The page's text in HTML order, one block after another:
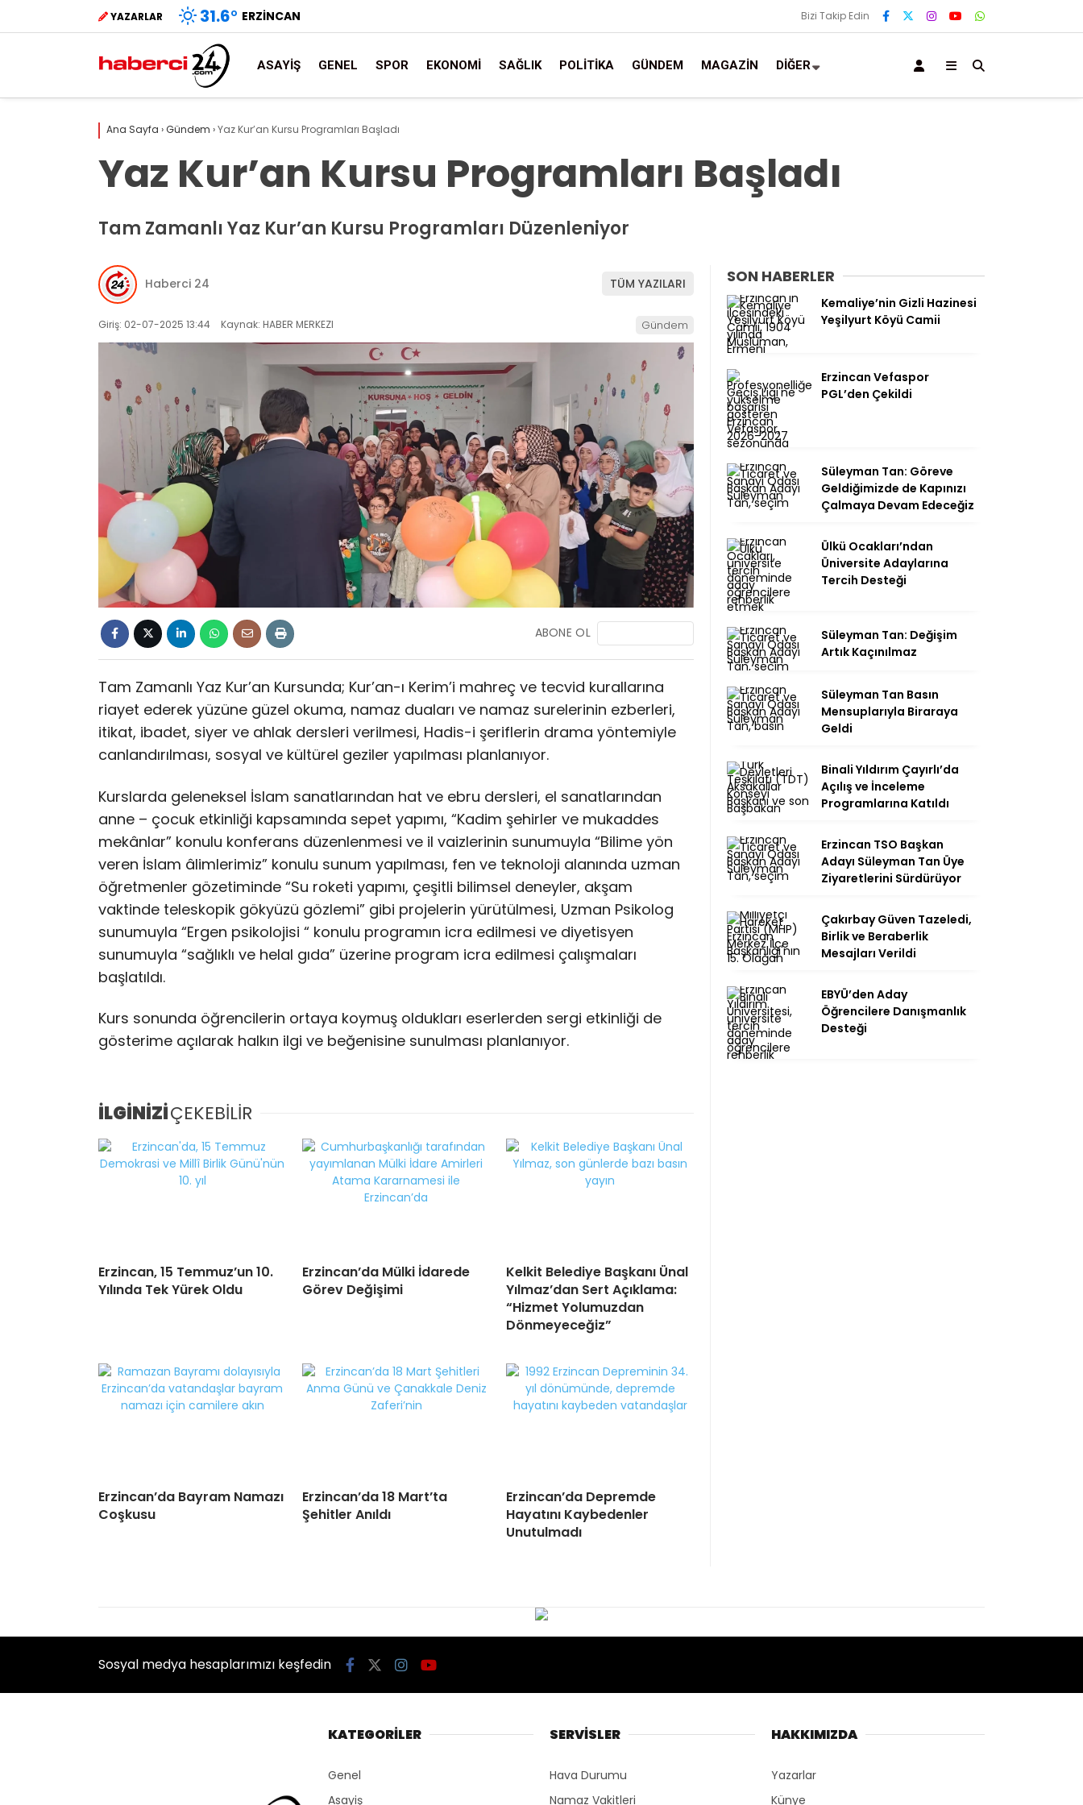
YAZARLAR 31.6° ERZINCAN Bizi Takip Edin
ASAYIŞ GENEL SPOR EKONOMI SAĞLIK POLITIKA GÜNDEM MAGAZIN DIĞER
Ana Sayfa ›Gündem ›Yaz Kur’an Kursu Programları Başladı
Yaz Kur’an Kursu Programları Başladı
Tam Zamanlı Yaz Kur’an Kursu Programları Düzenleniyor
Haberci 24 TÜM YAZILARI
Giriş: 02-07-2025 13:44 Kaynak: HABER MERKEZI Gündem
ABONE OL
Tam Zamanlı Yaz Kur’an Kursunda; Kur’an-ı Kerim’i mahreç ve tecvid kurallarına
riayet ederek yüzüne güzel okuma, namaz duaları ve namaz surelerinin ezberleri,
itikat, ibadet, siyer ve ahlak dersleri verilmesi, Hadis-i şeriflerin drama yöntemiyle
canlandırılması, sosyal ve kültürel geziler yapılması planlanıyor.
Kurslarda geleneksel İslam sanatlarından hat ve ebru dersleri, el sanatlarından
anne – çocuk etkinliği kapsamında sepet yapımı, “Kadim şehirler ve mukaddes
mekânlar” konulu konferans düzenlenmesi ve il vaizlerinin sunumuyla “Bilime yön
veren İslam âlimlerimiz” konulu sunum yapılması, fen ve teknoloji alanında uzman
öğretmenler gözetiminde “Su roketi yapımı, çeşitli bilimsel deneyler, akşam
vaktinde teleskopik gökyüzü gözlemi” gibi projelerin yürütülmesi, Uzman Psikolog
sunumuyla “Ergen psikolojisi “ konulu programın icra edilmesi ve diyetisyen
sunumuyla “sağlıklı ve helal gıda” üzerine program icra edilmesi çalışmaları
başlatıldı.
Kurs sonunda öğrencilerin ortaya koymuş oldukları eserlerden sergi etkinliği de
gösterime açılarak halkın ilgi ve beğenisine sunulması planlanıyor.
İLGİNİZİÇEKEBİLİR
Erzincan, 15 Temmuz’un 10.
Yılında Tek Yürek Oldu
Erzincan’da Mülki İdarede
Görev Değişimi
Kelkit Belediye Başkanı Ünal
Yılmaz’dan Sert Açıklama:
“Hizmet Yolumuzdan
Dönmeyeceğiz”
Erzincan’da Bayram Namazı
Coşkusu
Erzincan’da 18 Mart’ta
Şehitler Anıldı
Erzincan’da Depremde
Hayatını Kaybedenler
Unutulmadı
SON HABERLER
Kemaliye’nin Gizli Hazinesi
Yeşilyurt Köyü Camii
Erzincan Vefaspor
PGL’den Çekildi
Süleyman Tan: Göreve
Geldiğimizde de Kapınızı
Çalmaya Devam Edeceğiz
Ülkü Ocakları’ndan
Üniversite Adaylarına
Tercih Desteği
Süleyman Tan: Değişim
Artık Kaçınılmaz
Süleyman Tan Basın
Mensuplarıyla Biraraya
Geldi
Binali Yıldırım Çayırlı’da
Açılış ve İnceleme
Programlarına Katıldı
Erzincan TSO Başkan
Adayı Süleyman Tan Üye
Ziyaretlerini Sürdürüyor
Çakırbay Güven Tazeledi,
Birlik ve Beraberlik
Mesajları Verildi
EBYÜ’den Aday
Öğrencilere Danışmanlık
Desteği
Sosyal medya hesaplarımızı keşfedin
KATEGORİLER
Genel
Asayiş
SERVİSLER
Hava Durumu
Namaz Vakitleri
HAKKIMIZDA
Yazarlar
Künye